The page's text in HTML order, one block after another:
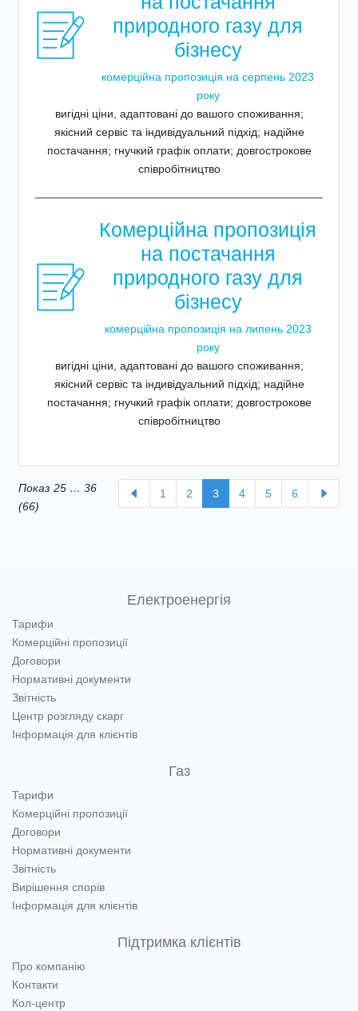
природного газу для
бізнесу
комерційна пропозиція на серпень 2023
року
вигідні ціни, адаптовані до вашого споживання;
якісний сервіс та індивідуальний підхід; надійне
постачання; гнучкий графік оплати; довгострокове
співробітництво
Комерційна пропозиція
на постачання
природного газу для
бізнесу
комерційна пропозиція на липень 2023
року
вигідні ціни, адаптовані до вашого споживання;
якісний сервіс та індивідуальний підхід; надійне
постачання; гнучкий графік оплати; довгострокове
співробітництво
Показ 25 … 36
(66)
1 2 3 4 5 6
Електроенергія
Тарифи
Комерційні пропозиції
Договори
Нормативні документи
Звітність
Центр розгляду скарг
Інформація для клієнтів
Газ
Тарифи
Комерційні пропозиції
Договори
Нормативні документи
Звітність
Вирішення спорів
Інформація для клієнтів
Підтримка клієнтів
Про компанію
Контакти
Кол-центр